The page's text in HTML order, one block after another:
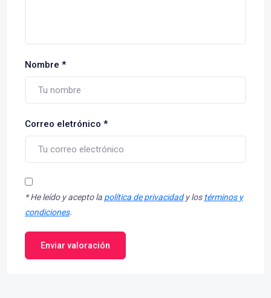
Nombre *
Correo eletrónico *
*He leído y acepto la política de privacidady lostérminos y
condiciones.
Enviar valoración